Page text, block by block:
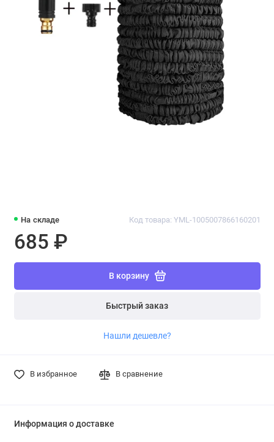
На складе Код товара: YML-1005007866160201
685 ₽
В корзину
Быстрый заказ
Нашли дешевле?
В избранное В сравнение
Информация о доставке